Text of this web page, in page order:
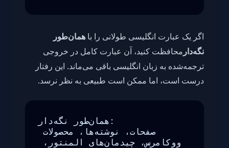
اگر یک عبارت انگلیسی طولانی را با همان‌طور
نگه‌دار محافظت کنید، آن عبارت کامل در خروجی
ترجمه‌شده به زبان انگلیسی باقی می‌ماند. این رفتار
درست است، اما ممکن است طبیعی به نظر نرسد.
همان‌طور نگه‌دار: